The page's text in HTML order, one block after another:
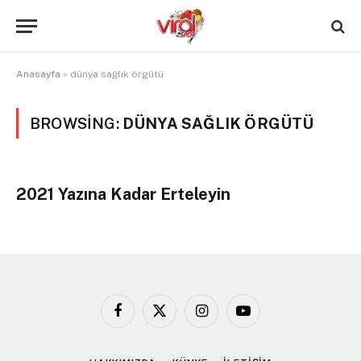
Anasayfa » dünya sağlık örgütü
BROWSING: DÜNYA SAĞLIK ÖRGÜTÜ
2021 Yazına Kadar Erteleyin
Facebook
X
InstagramYouTube